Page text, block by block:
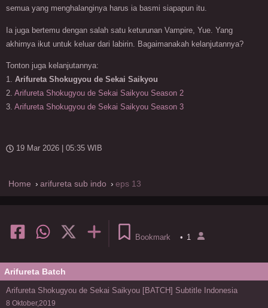
semua yang menghalanginya harus ia basmi siapapun itu.
Ia juga bertemu dengan salah satu keturunan Vampire, Yue. Yang
akhirnya ikut untuk keluar dari labirin. Bagaimanakah kelanjutannya?
Tonton juga kelanjutannya:
1. Arifureta Shokugyou de Sekai Saikyou
2. Arifureta Shokugyou de Sekai Saikyou Season 2
3. Arifureta Shokugyou de Sekai Saikyou Season 3
19 Mar 2026 | 05:35 WIB
Home arifureta sub indo eps 13
Bookmark • 1
Arifureta Batch
Arifureta Shokugyou de Sekai Saikyou [BATCH] Subtitle Indonesia
8 Oktober,2019